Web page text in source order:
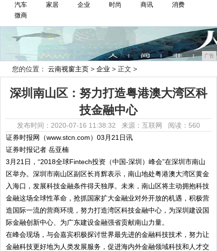
汽车
家居 企业 时尚 商讯
消费
微商
广告
您的位置： 云南视窗主页 > 企业 > 正文 >
深圳南山区：努力打造粤港澳大湾区科
技金融中心
发布时间：2020-07-16 11:38:32 来源：互联网 阅读：560
证券时报网（www.stcn.com）03月21日讯
证券时报记者 岳亚楠
3月21日，“2018全球Fintech投资（中国-深圳）峰会”在深圳市南山
区举办。深圳市南山区副区长肖辉表示，南山地处粤港澳大湾区黄金
入海口，发展科技金融条件得天独厚。未来，南山区将主动拥抱科技
金融这场全球性革命，抢抓国家扩大金融业对外开放的机遇，积极营
造国际一流的营商环境，努力打造湾区科技金融中心，为深圳建设国
际金融创新中心、为广东建设金融强省贡献南山力量。
在峰会现场，与会嘉宾积极探讨世界最先进的金融科技技术，努力让
金融科技更好地为人类发展服务，促进海内外金融领域科技和人才交